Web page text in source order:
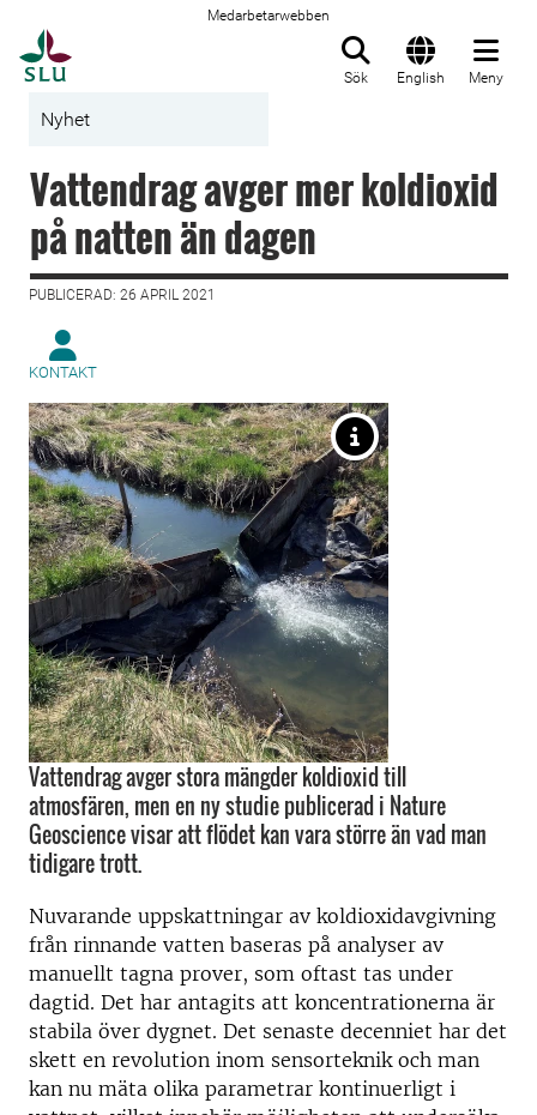
Medarbetarwebben
Sök English Meny
Nyhet
Vattendrag avger mer koldioxid
på natten än dagen
PUBLICERAD: 26 APRIL 2021
KONTAKT
Vattendrag avger stora mängder koldioxid till
atmosfären, men en ny studie publicerad i Nature
Geoscience visar att flödet kan vara större än vad man
tidigare trott.
Nuvarande uppskattningar av koldioxidavgivning
från rinnande vatten baseras på analyser av
manuellt tagna prover, som oftast tas under
dagtid. Det har antagits att koncentrationerna är
stabila över dygnet. Det senaste decenniet har det
skett en revolution inom sensorteknik och man
kan nu mäta olika parametrar kontinuerligt i